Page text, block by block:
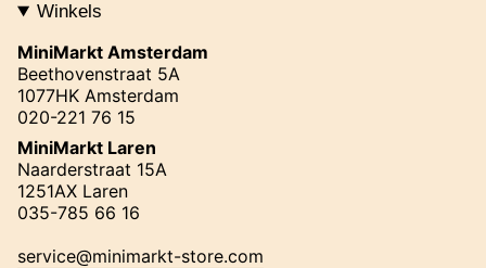
Winkels
MiniMarkt Amsterdam
Beethovenstraat 5A
1077HK Amsterdam
020-221 76 15
MiniMarkt Laren
Naarderstraat 15A
1251AX Laren
035-785 66 16
service@minimarkt-store.com